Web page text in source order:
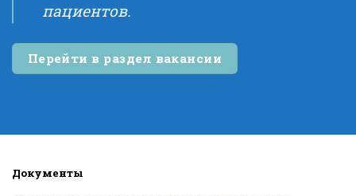
пациентов.
Перейти в раздел вакансии
Документы